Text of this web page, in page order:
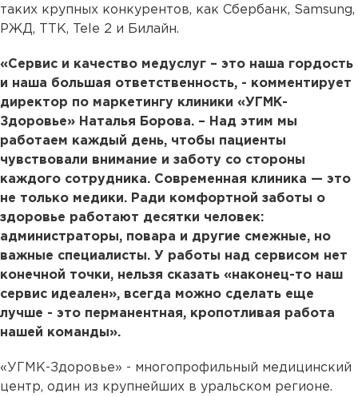
таких крупных конкурентов, как Сбербанк, Samsung,
РЖД, ТТК, Tele 2 и Билайн.
«Сервис и качество медуслуг – это наша гордость
и наша большая ответственность, - комментирует
директор по маркетингу клиники «УГМК-
Здоровье» Наталья Борова. – Над этим мы
работаем каждый день, чтобы пациенты
чувствовали внимание и заботу со стороны
каждого сотрудника. Современная клиника — это
не только медики. Ради комфортной заботы о
здоровье работают десятки человек:
администраторы, повара и другие смежные, но
важные специалисты. У работы над сервисом нет
конечной точки, нельзя сказать «наконец-то наш
сервис идеален», всегда можно сделать еще
лучше - это перманентная, кропотливая работа
нашей команды».
«УГМК-Здоровье» - многопрофильный медицинский
центр, один из крупнейших в уральском регионе.